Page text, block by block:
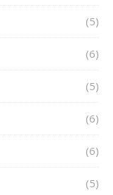
(5)
(6)
(5)
(6)
(6)
(5)